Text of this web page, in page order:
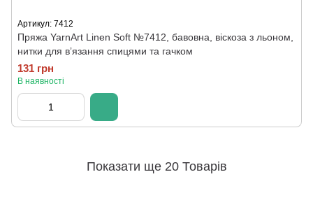
Артикул: 7412
Пряжа YarnArt Linen Soft №7412, бавовна, віскоза з льоном,
нитки для вʼязання спицями та гачком
131 грн
В наявності
Показати ще 20 Товарів